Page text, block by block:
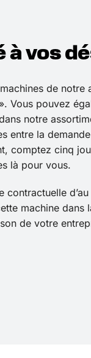
à vos
de notre
Vous pouvez
notre
entre la
comptez cinq
là pour vous.
machine dans
de votre